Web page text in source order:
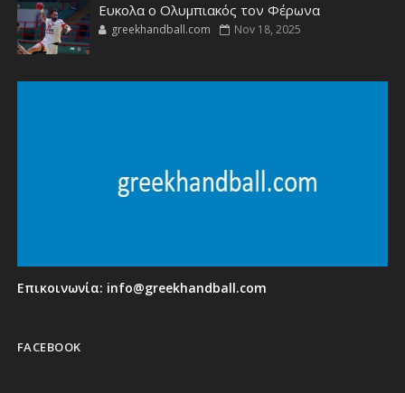
Ευκολα ο Ολυμπιακός τον Φέρωνα
greekhandball.com Nov 18, 2025
Επικοινωνία: info@greekhandball.com
FACEBOOK